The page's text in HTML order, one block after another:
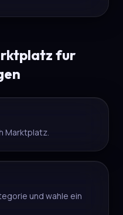
fur
Marktplatz.
und wahle ein